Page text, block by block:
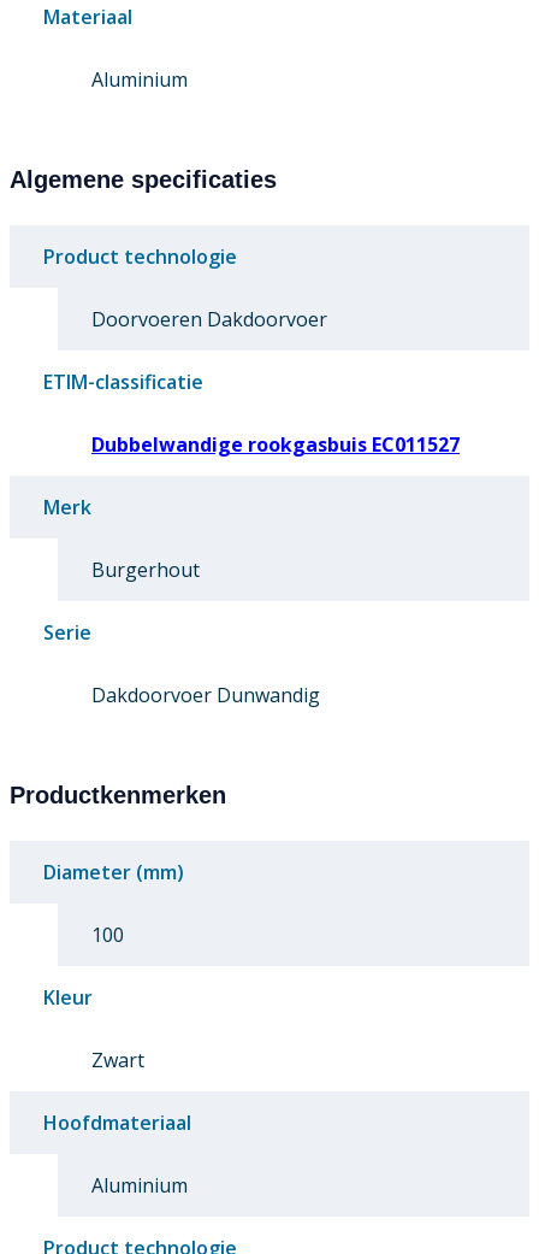
Materiaal
Aluminium
Algemene specificaties
Product technologie
Doorvoeren Dakdoorvoer
ETIM-classificatie
Dubbelwandige rookgasbuis EC011527
Merk
Burgerhout
Serie
Dakdoorvoer Dunwandig
Productkenmerken
Diameter (mm)
100
Kleur
Zwart
Hoofdmateriaal
Aluminium
Product technologie